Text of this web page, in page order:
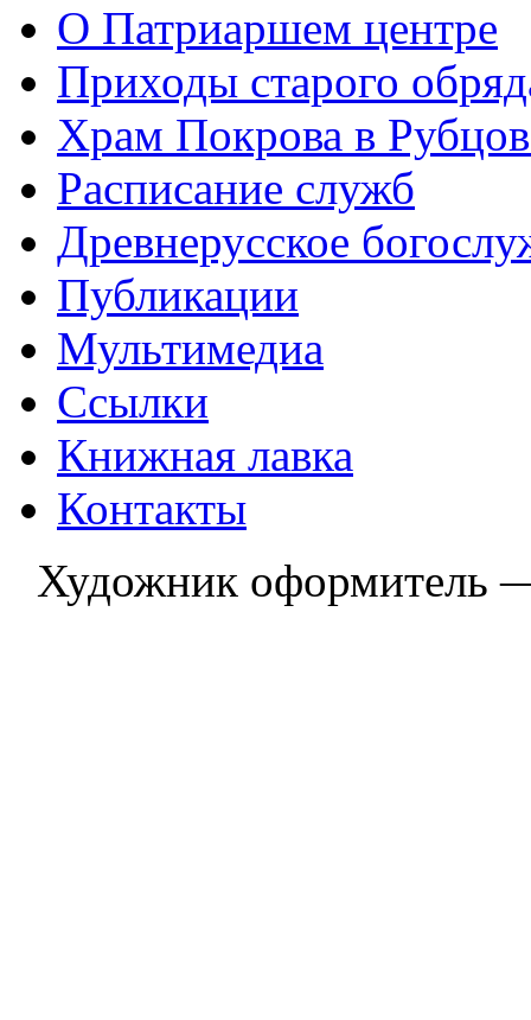
О Патриаршем центре
Приходы старого
Храм Покрова в
Расписание служб
Древнерусское
Публикации
Мультимедиа
Ссылки
Книжная лавка
Контакты
Художник оформитель